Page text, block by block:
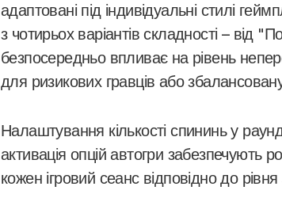
адаптовані під індивідуальні стилі
з чотирьох варіантів складності – від
безпосередньо впливає на рівень
для ризикових гравців або
Налаштування кількості спининь у
активація опцій автогри
кожен ігровий сеанс відповідно до